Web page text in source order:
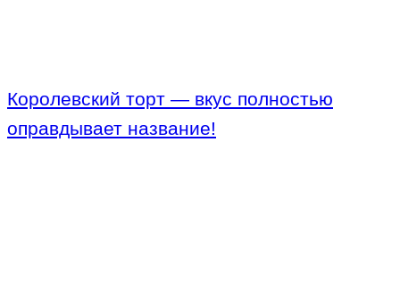
Королевский торт — вкус полностью
оправдывает название!